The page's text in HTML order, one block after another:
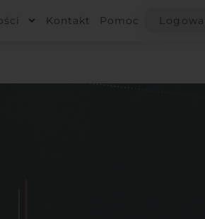
Kontakt Pomoc